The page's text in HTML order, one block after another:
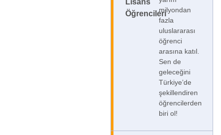
Lisans
Öğrencilerimilyondan
fazla
uluslararası
öğrenci
arasına katıl.
Sen de
geleceğini
Türkiye’de
şekillendiren
öğrencilerden
biri ol!